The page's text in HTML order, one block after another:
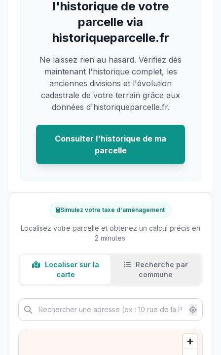
l'historique de votre
parcelle via
historiqueparcelle.fr
Ne laissez rien au hasard. Vérifiez dès
maintenant l'historique complet, les
anciennes divisions et l'évolution
cadastrale de votre terrain grâce aux
données d'historiqueparcelle.fr.
Consulter l'historique de ma
parcelle
Simulez votre taxe d'aménagement
Localisez votre parcelle et obtenez un calcul précis en
2 minutes.
Localiser sur la
carte
Recherche par
commune